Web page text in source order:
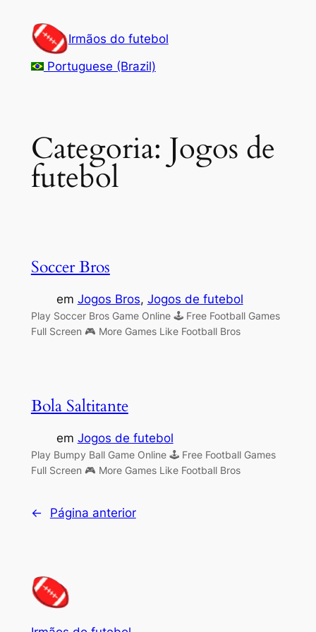
conteúdo
Irmãos do futebol
Portuguese (Brazil)
Categoria: Jogos de
futebol
Soccer Bros
em Jogos Bros, Jogos de futebol
Play Soccer Bros Game Online 🕹 Free Football Games
Full Screen 🎮 More Games Like Football Bros
Bola Saltitante
em Jogos de futebol
Play Bumpy Ball Game Online 🕹 Free Football Games
Full Screen 🎮 More Games Like Football Bros
← Página anterior